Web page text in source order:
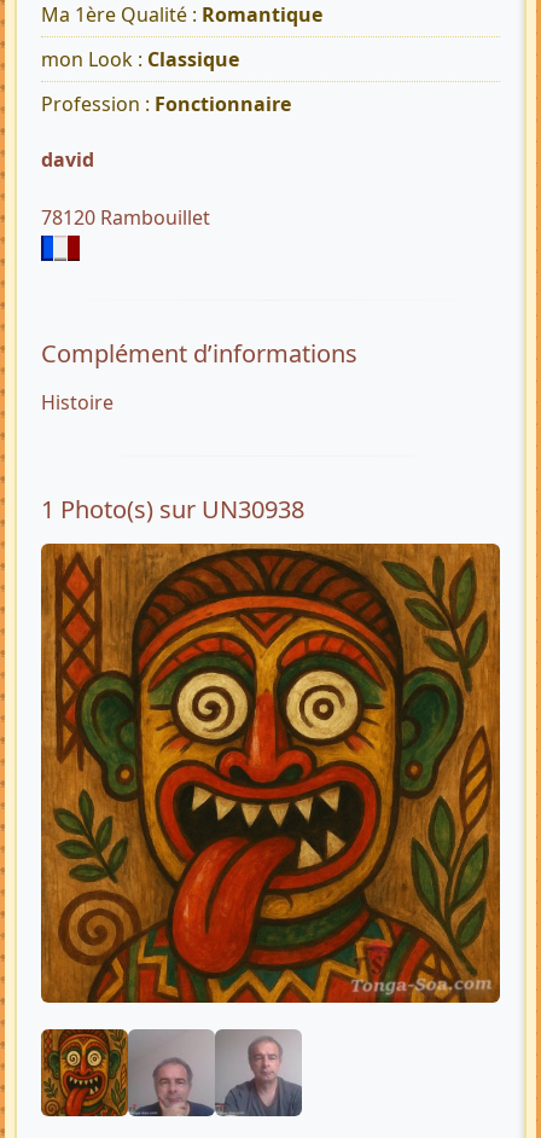
Ma 1ère Qualité : Romantique
mon Look : Classique
Profession : Fonctionnaire
david
78120 Rambouillet
Complément d’informations
Histoire
1 Photo(s) sur UN30938